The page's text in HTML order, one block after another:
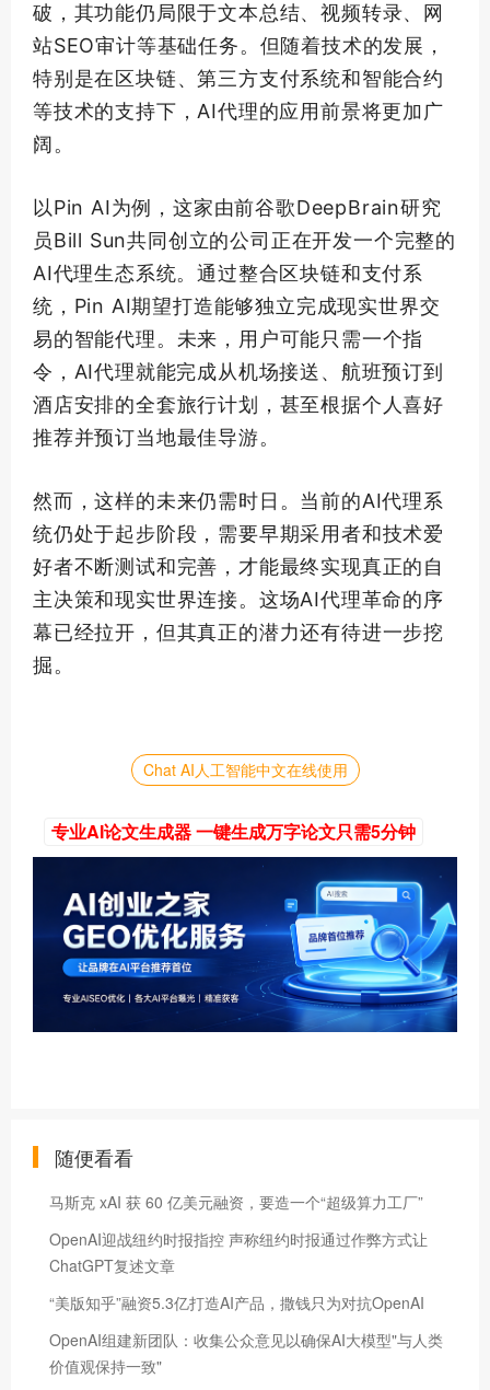
破，其功能仍局限于文本总结、视频转录、网
站SEO审计等基础任务。但随着技术的发展，
特别是在区块链、第三方支付系统和智能合约
等技术的支持下，AI代理的应用前景将更加广
阔。
以Pin AI为例，这家由前谷歌DeepBrain研究
员Bill Sun共同创立的公司正在开发一个完整的
AI代理生态系统。通过整合区块链和支付系
统，Pin AI期望打造能够独立完成现实世界交
易的智能代理。未来，用户可能只需一个指
令，AI代理就能完成从机场接送、航班预订到
酒店安排的全套旅行计划，甚至根据个人喜好
推荐并预订当地最佳导游。
然而，这样的未来仍需时日。当前的AI代理系
统仍处于起步阶段，需要早期采用者和技术爱
好者不断测试和完善，才能最终实现真正的自
主决策和现实世界连接。这场AI代理革命的序
幕已经拉开，但其真正的潜力还有待进一步挖
掘。
Chat AI人工智能中文在线使用
专业AI论文生成器 一键生成万字论文只需5分钟
随便看看
马斯克 xAI 获 60 亿美元融资，要造一个“超级算力工厂”
OpenAI迎战纽约时报指控 声称纽约时报通过作弊方式让
ChatGPT复述文章
“美版知乎”融资5.3亿打造AI产品，撒钱只为对抗OpenAI
OpenAI组建新团队：收集公众意见以确保AI大模型"与人类
价值观保持一致"